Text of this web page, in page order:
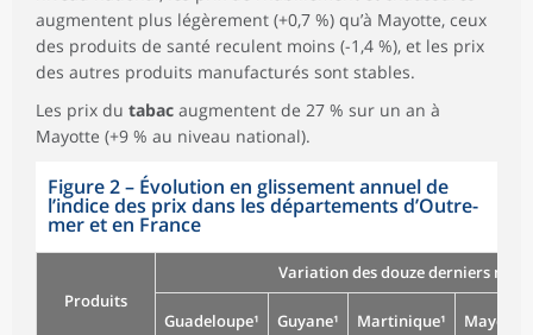
augmentent plus légèrement (+0,7 %) qu’à Mayotte, ceux
des produits de santé reculent moins (-1,4 %), et les prix
des autres produits manufacturés sont stables.
Les prix du tabac augmentent de 27 % sur un an à
Mayotte (+9 % au niveau national).
Figure 2– Évolution en glissement annuel de
l’indice des prix dans les départements d’Outre-
mer et en France
Produits
Variation des douze derniers mois
Guadeloupe¹ Guyane¹ Martinique¹ Mayotte²